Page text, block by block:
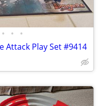
• • •
Attack Play Set #9414